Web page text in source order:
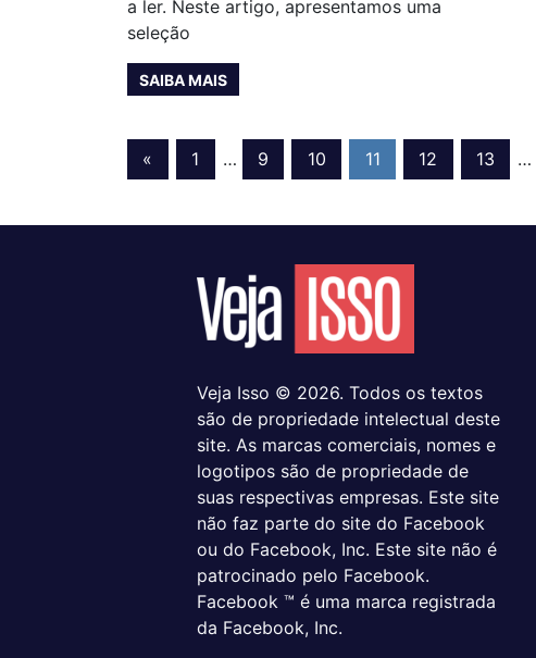
a ler. Neste artigo, apresentamos uma
seleção
SAIBA MAIS
Paginação
« Previous
Posts
1 … 9 10 11 12 13 …
Veja Isso © 2026. Todos os textos
são de propriedade intelectual deste
site. As marcas comerciais, nomes e
logotipos são de propriedade de
suas respectivas empresas. Este site
não faz parte do site do Facebook
ou do Facebook, Inc. Este site não é
patrocinado pelo Facebook.
Facebook ™ é uma marca registrada
da Facebook, Inc.